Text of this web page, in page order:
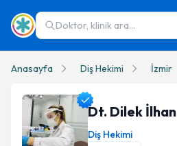
Doktor, klinik ara...
Anasayfa Diş Hekimi İzmir
Dt. Dilek İlhan
Diş Hekimi